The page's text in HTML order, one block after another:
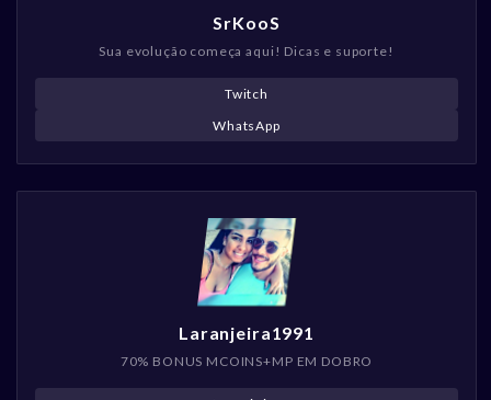
SrKooS
Sua evolução começa aqui! Dicas e suporte!
Twitch
WhatsApp
Laranjeira1991
70% BONUS MCOINS+MP EM DOBRO